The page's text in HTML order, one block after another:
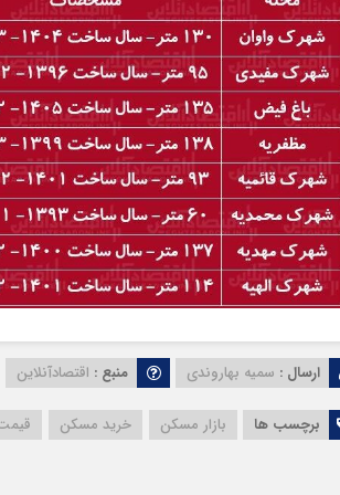
ارسال : سمیه بهاروندی منبع : اقتصادآنلاین
برچسب ها بازار مسکن خرید مسکن